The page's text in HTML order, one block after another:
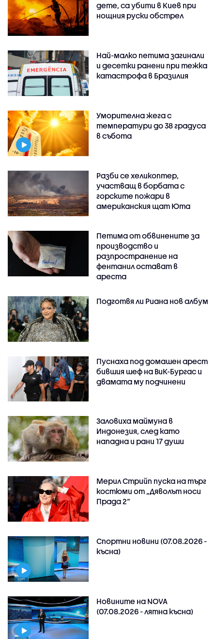
дете, са убити в Киев при
нощния руски обстрел
Най-малко петима загинали
и десетки ранени при тежка
катастрофа в Бразилия
Уморителна жега с
температури до 38 градуса
в събота
Разби се хеликоптер,
участващ в борбата с
горските пожари в
американския щат Юта
Петима от обвинените за
производство и
разпространение на
фентанил остават в
ареста
Подготвя ли Риана нов албум
Пуснаха под домашен арест
бившия шеф на ВиК-Бургас и
двамата му подчинени
Заловиха маймуна в
Индонезия, след като
нападна и рани 17 души
Мерил Стрийп пуска на търг
костюми от „Дяволът носи
Прада 2“
Спортни новини (07.08.2026 -
късна)
Новините на NOVA
(07.08.2026 - лятна късна)